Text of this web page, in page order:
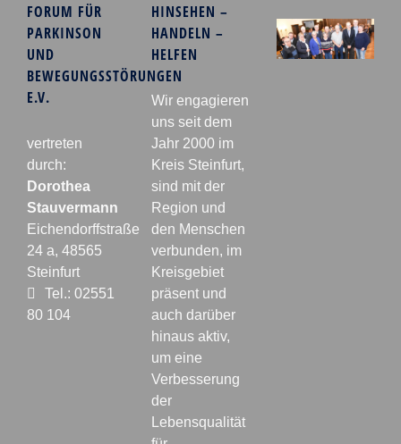
FORUM FÜR
PARKINSON
UND
BEWEGUNGSSTÖRUNGEN
E.V.
vertreten
durch:
Dorothea
Stauvermann
Eichendorffstraße
24 a, 48565
Steinfurt
Tel.: 02551
80 104
HINSEHEN –
HANDELN –
HELFEN
Wir engagieren
uns seit dem
Jahr 2000 im
Kreis Steinfurt,
sind mit der
Region und
den Menschen
verbunden, im
Kreisgebiet
präsent und
auch darüber
hinaus aktiv,
um eine
Verbesserung
der
Lebensqualität